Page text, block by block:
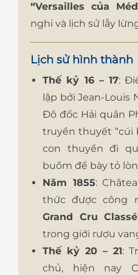
“Versailles của
nghi và lịch sử lẫy
Lịch sử hình thành
Thế kỷ 16 – 17:
lập bởi Jean-Louis
Đô đốc Hải quân
truyền thuyết “cúi
con thuyền đi
buồm để bày tỏ
Năm 1855:
thức được công
Grand Cru Classé
trong giới rượu
Thế kỷ 20 – 21:
chủ, hiện nay